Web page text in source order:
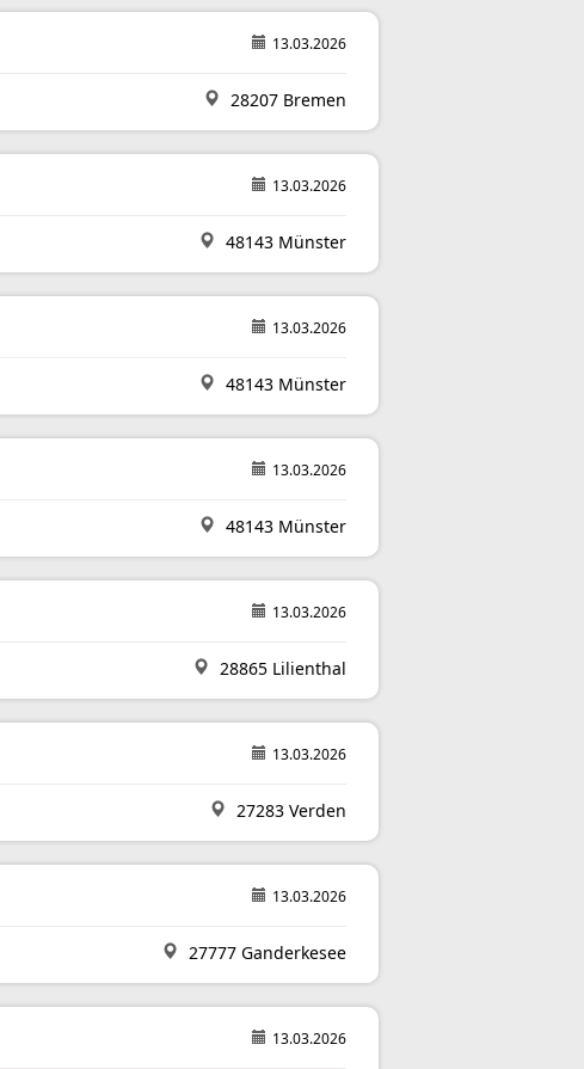
13.03.2026
28207 Bremen
13.03.2026
48143 Münster
13.03.2026
48143 Münster
13.03.2026
48143 Münster
13.03.2026
28865 Lilienthal
13.03.2026
27283 Verden
13.03.2026
27777 Ganderkesee
13.03.2026